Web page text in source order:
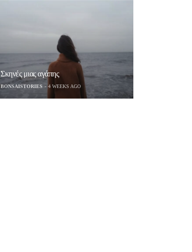
Σκηνές μιας αγάπης
BONSAISTORIES 4 WEEKS AGO